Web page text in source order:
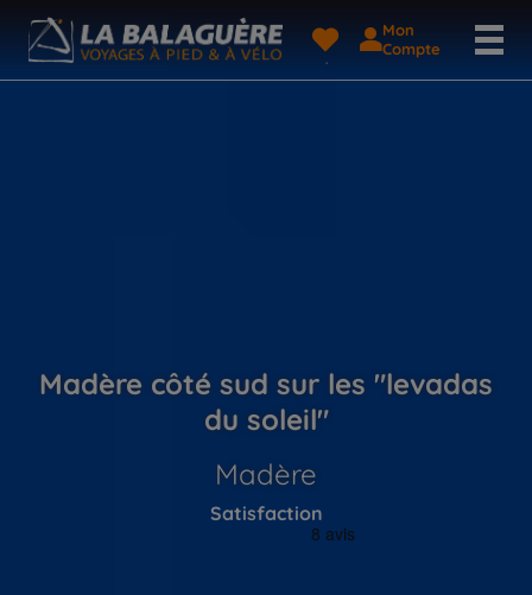
Mon
Compte
Madère côté sud sur les "levadas
du soleil"
Madère
Satisfaction